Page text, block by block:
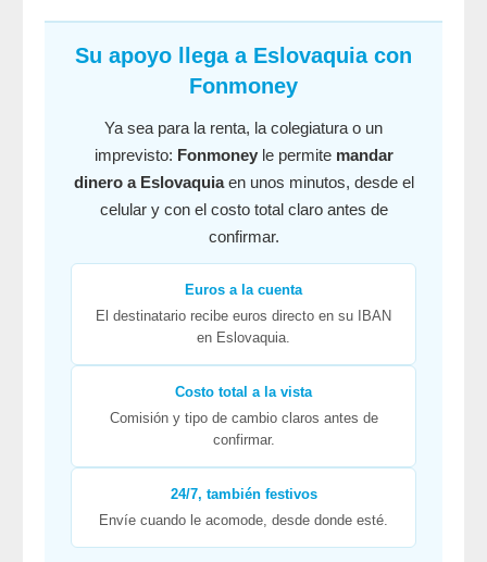
Su apoyo llega a Eslovaquia con
Fonmoney
Ya sea para la renta, la colegiatura o un
imprevisto: Fonmoneyle permite mandar
dinero a Eslovaquiaen unos minutos, desde el
celular y con el costo total claro antes de
confirmar.
Euros a la cuenta
El destinatario recibe euros directo en su IBAN
en Eslovaquia.
Costo total a la vista
Comisión y tipo de cambio claros antes de
confirmar.
24/7, también festivos
Envíe cuando le acomode, desde donde esté.